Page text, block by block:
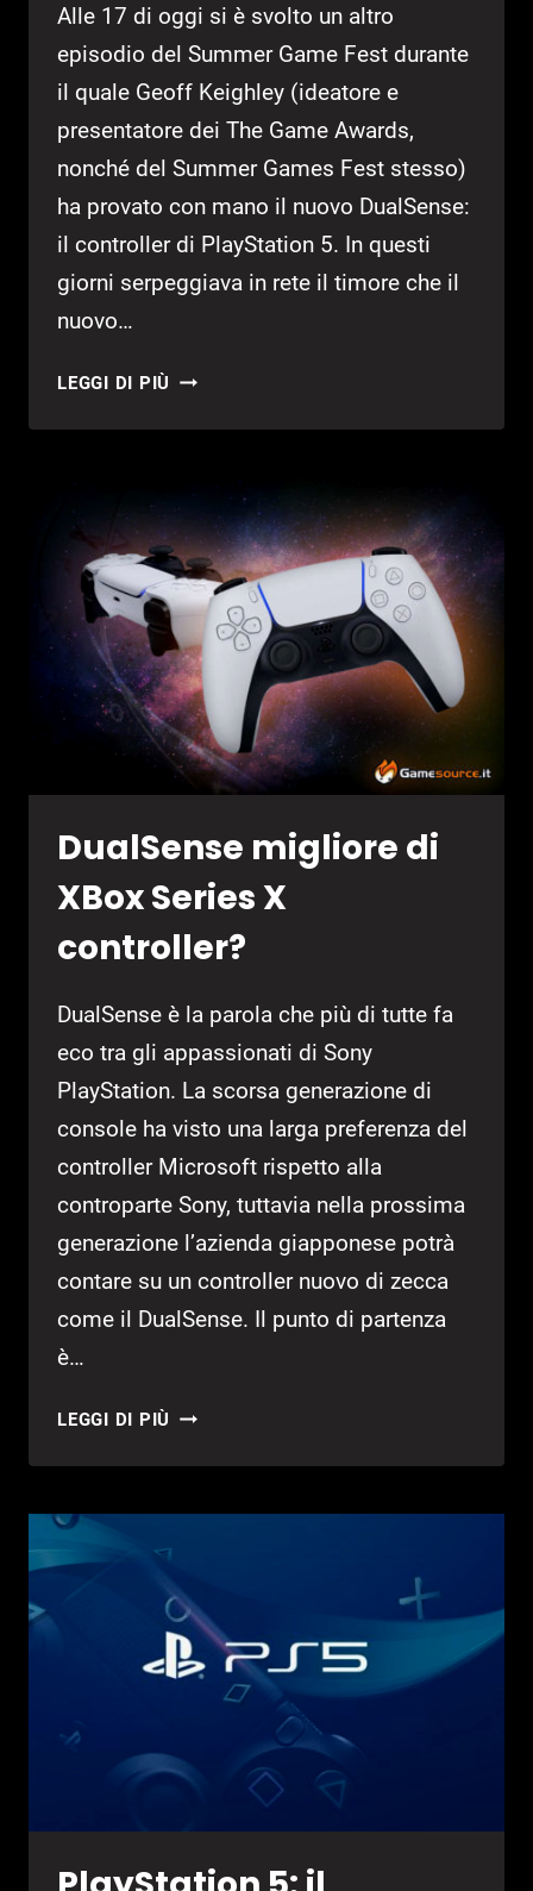
Alle 17 di oggi si è svolto un altro
episodio del Summer Game Fest durante
il quale Geoff Keighley (ideatore e
presentatore dei The Game Awards,
nonché del Summer Games Fest stesso)
ha provato con mano il nuovo DualSense:
il controller di PlayStation 5. In questi
giorni serpeggiava in rete il timore che il
nuovo…
LEGGI DI PIÙ PLAYSTATION
PROVATO
CONTROLLER
DualSense migliore di
XBox Series X
controller?
DualSense è la parola che più di tutte fa
eco tra gli appassionati di Sony
PlayStation. La scorsa generazione di
console ha visto una larga preferenza del
controller Microsoft rispetto alla
controparte Sony, tuttavia nella prossima
generazione l’azienda giapponese potrà
contare su un controller nuovo di zecca
come il DualSense. Il punto di partenza
è…
LEGGI DI PIÙ DUALSENSE
DI
X
CONTROLLER?